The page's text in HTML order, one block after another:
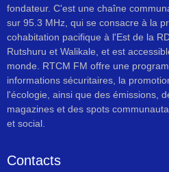
fondateur. C'est une chaîne
sur 95.3 MHz, qui se consacre à la
cohabitation pacifique à l'Est de la
Rutshuru et Walikale, et est
monde. RTCM FM offre une
informations sécuritaires, la
l'écologie, ainsi que des émissions,
magazines et des spots
et social.
Contacts